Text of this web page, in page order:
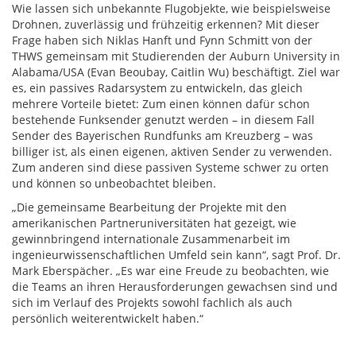
Wie lassen sich unbekannte Flugobjekte, wie beispielsweise
Drohnen, zuverlässig und frühzeitig erkennen? Mit dieser
Frage haben sich Niklas Hanft und Fynn Schmitt von der
THWS gemeinsam mit Studierenden der Auburn University in
Alabama/USA (Evan Beoubay, Caitlin Wu) beschäftigt. Ziel war
es, ein passives Radarsystem zu entwickeln, das gleich
mehrere Vorteile bietet: Zum einen können dafür schon
bestehende Funksender genutzt werden – in diesem Fall
Sender des Bayerischen Rundfunks am Kreuzberg – was
billiger ist, als einen eigenen, aktiven Sender zu verwenden.
Zum anderen sind diese passiven Systeme schwer zu orten
und können so unbeobachtet bleiben.
„Die gemeinsame Bearbeitung der Projekte mit den
amerikanischen Partneruniversitäten hat gezeigt, wie
gewinnbringend internationale Zusammenarbeit im
ingenieurwissenschaftlichen Umfeld sein kann“, sagt Prof. Dr.
Mark Eberspächer. „Es war eine Freude zu beobachten, wie
die Teams an ihren Herausforderungen gewachsen sind und
sich im Verlauf des Projekts sowohl fachlich als auch
persönlich weiterentwickelt haben.“